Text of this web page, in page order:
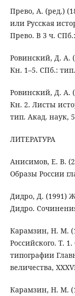
Прево, А. (ред.)
или Русская
Прево. В 3 ч.
Ровинский, Д. А.
Кн. 1–5. СПб.:
Ровинский, Д. А.
Кн. 2. Листы
тип. Акад. наук,
ЛИТЕРАТУРА
Анисимов, Е. В.
Образы России
Дидро, Д. (1991)
Дидро.
Карамзин, Н. М.
Российского. Т.
типографии
величества,
Карамзин, Н. М.